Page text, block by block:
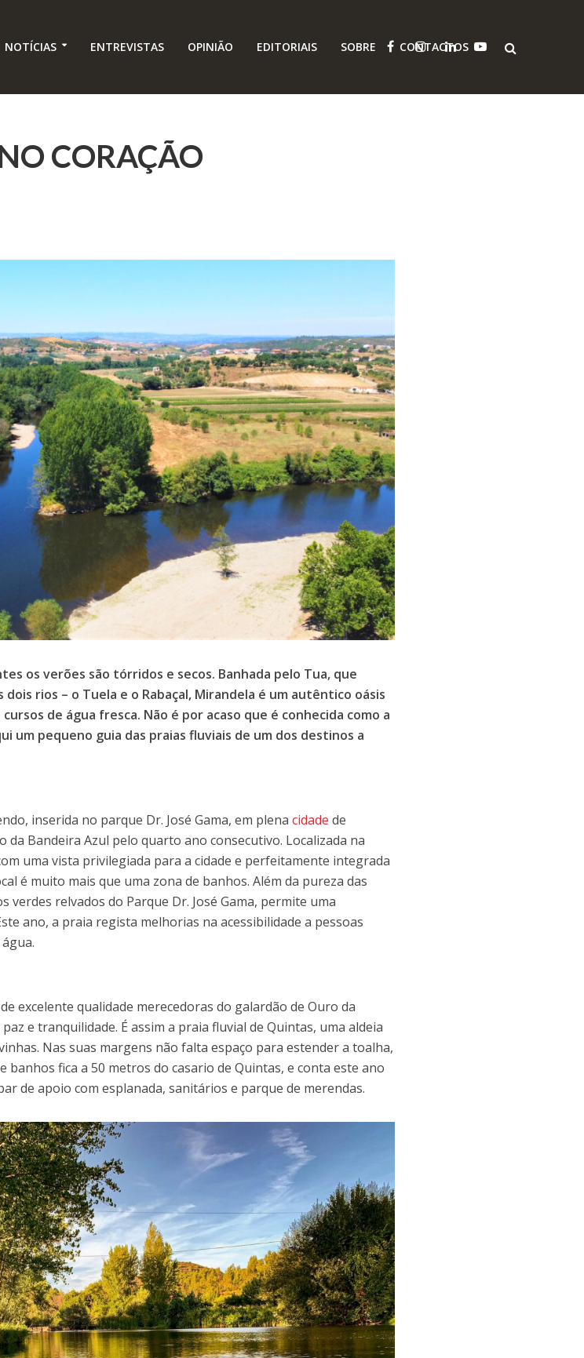
NOTÍCIAS ENTREVISTAS OPINIÃO EDITORIAIS SOBRE CONTACTOS
CORAÇÃO
os verões são tórridos e secos. Banhada pelo Tua, que
rios – o Tuela e o Rabaçal, Mirandela é um autêntico oásis
de água fresca. Não é por acaso que é conhecida como a
um pequeno guia das praias fluviais de um dos destinos a
inserida no parque Dr. José Gama, em plenacidade de
da Bandeira Azul pelo quarto ano consecutivo. Localizada na
uma vista privilegiada para a cidade e perfeitamente integrada
é muito mais que uma zona de banhos. Além da pureza das
verdes relvados do Parque Dr. José Gama, permite uma
ano, a praia regista melhorias na acessibilidade a pessoas
excelente qualidade merecedoras do galardão de Ouro da
e tranquilidade. É assim a praia fluvial de Quintas, uma aldeia
Nas suas margens não falta espaço para estender a toalha,
banhos fica a 50 metros do casario de Quintas, e conta este ano
de apoio com esplanada, sanitários e parque de merendas.